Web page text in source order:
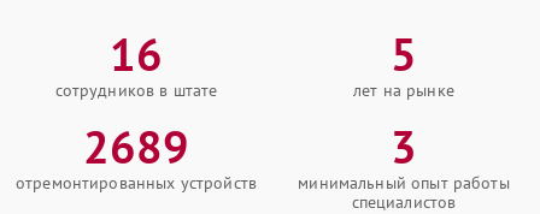
16
сотрудников в штате
5
лет на рынке
2689
отремонтированных устройств
3
минимальный опыт работы
специалистов